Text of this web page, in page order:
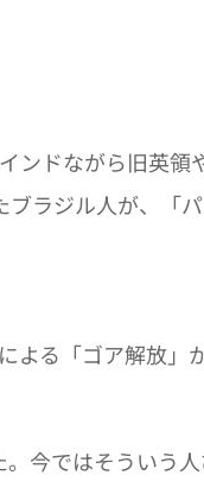
ドながら旧英領
ラジル人が、「
る「ゴア解放」
今ではそういう